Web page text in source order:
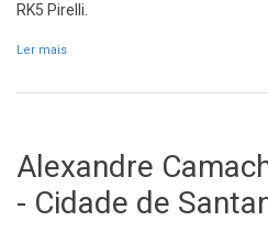
RK5 Pirelli.
Ler mais
Alexandre
- Cidade de